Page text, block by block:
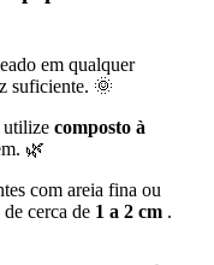
em qualquer
suficiente. 🌞
utilize composto à
🌿
com areia fina ou
cerca de 1 a 2 cm .